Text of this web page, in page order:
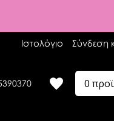
Ιστολόγιο Σύνδεση
0